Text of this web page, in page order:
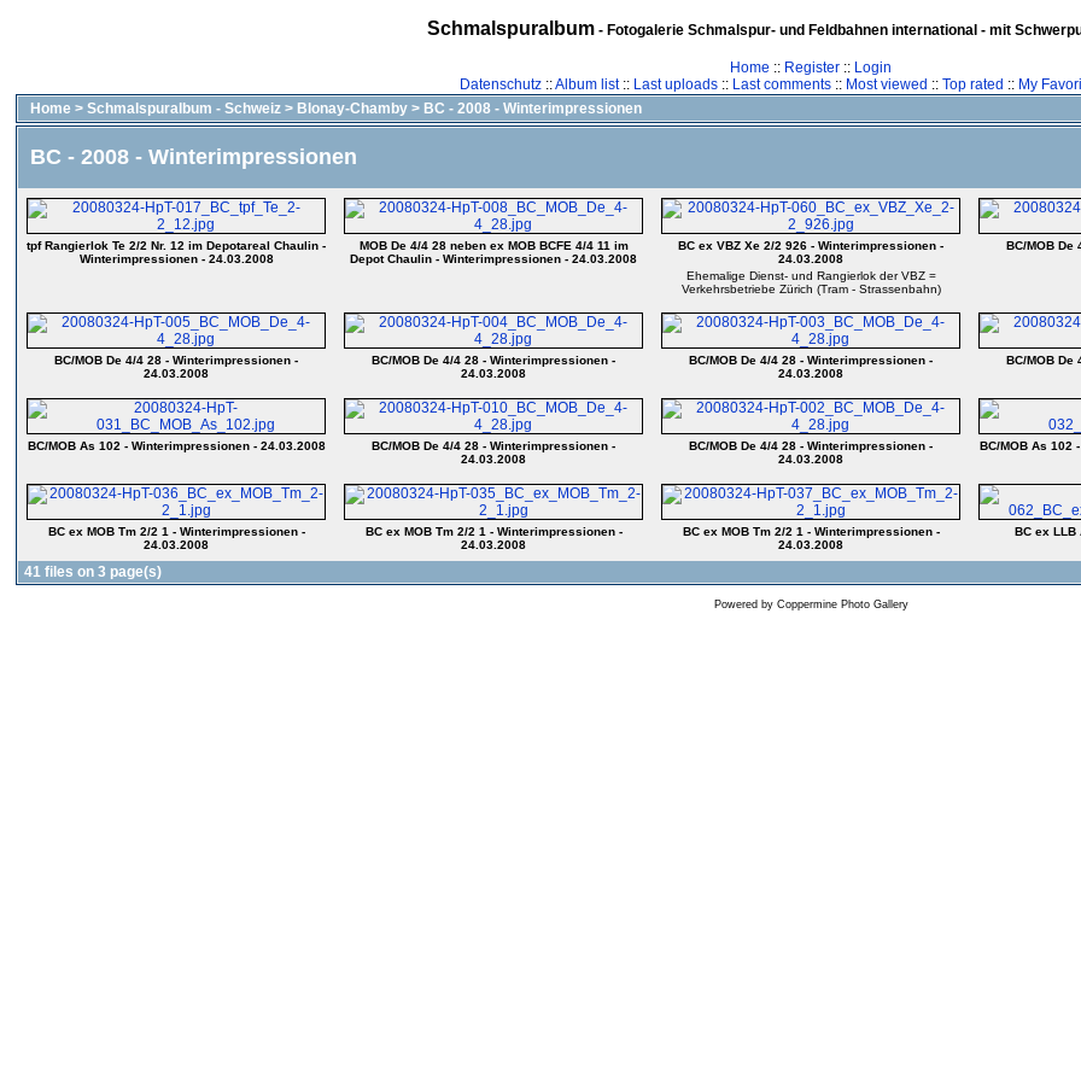
Schmalspuralbum- Fotogalerie Schmalspur- und Feldbahnen international - mit
Home :: Register :: Login
Datenschutz::Album list:: Last uploads:: Last comments:: Most viewed :: Top rated :: My
Home > Schmalspuralbum - Schweiz > Blonay-Chamby > BC - 2008 - Winterimpressionen
BC - 2008 - Winterimpressionen
tpf Rangierlok Te 2/2 Nr. 12 im Depotareal Chaulin -
Winterimpressionen - 24.03.2008
MOB De 4/4 28 neben ex MOB BCFE 4/4 11 im
Depot Chaulin - Winterimpressionen - 24.03.2008
BC ex VBZ Xe 2/2 926 - Winterimpressionen -
24.03.2008
Ehemalige Dienst- und Rangierlok der VBZ =
Verkehrsbetriebe Zürich (Tram - Strassenbahn)
BC/MOB De
BC/MOB De 4/4 28 - Winterimpressionen -
24.03.2008
BC/MOB De 4/4 28 - Winterimpressionen -
24.03.2008
BC/MOB De 4/4 28 - Winterimpressionen -
24.03.2008
BC/MOB De
BC/MOB As 102 - Winterimpressionen - 24.03.2008
BC/MOB De 4/4 28 - Winterimpressionen -
24.03.2008
BC/MOB De 4/4 28 - Winterimpressionen -
24.03.2008
BC/MOB As 102
BC ex MOB Tm 2/2 1 - Winterimpressionen -
24.03.2008
BC ex MOB Tm 2/2 1 - Winterimpressionen -
24.03.2008
BC ex MOB Tm 2/2 1 - Winterimpressionen -
24.03.2008
BC ex LLB
41 files on 3 page(s)
Powered by Coppermine Photo Gallery